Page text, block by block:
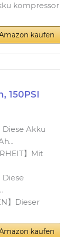
kompressor
kaufen
150PSI
Diese Akku
】Mit
Diese
】Dieser
kaufen